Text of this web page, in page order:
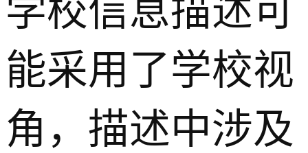
学校信息描述可
能采用了学校视
角，描述中涉及